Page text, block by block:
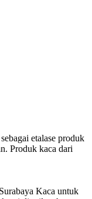
etalase produk
Produk kaca dari
Kaca untuk